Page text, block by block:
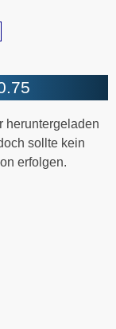
heruntergeladen
sollte kein
erfolgen.